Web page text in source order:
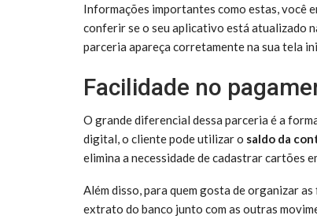
Informações importantes como estas, você
conferir se o seu aplicativo está atualizado
parceria apareça corretamente na sua tela
Facilidade no
O grande diferencial dessa parceria é a
digital, o cliente pode utilizar o saldo da
elimina a necessidade de cadastrar cartões
Além disso, para quem gosta de organizar
extrato do banco junto com as outras